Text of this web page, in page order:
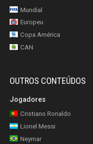
Mundial
Europeu
Copa América
CAN
OUTROS CONTEÚDOS
Jogadores
Cristiano Ronaldo
Lionel Messi
Neymar